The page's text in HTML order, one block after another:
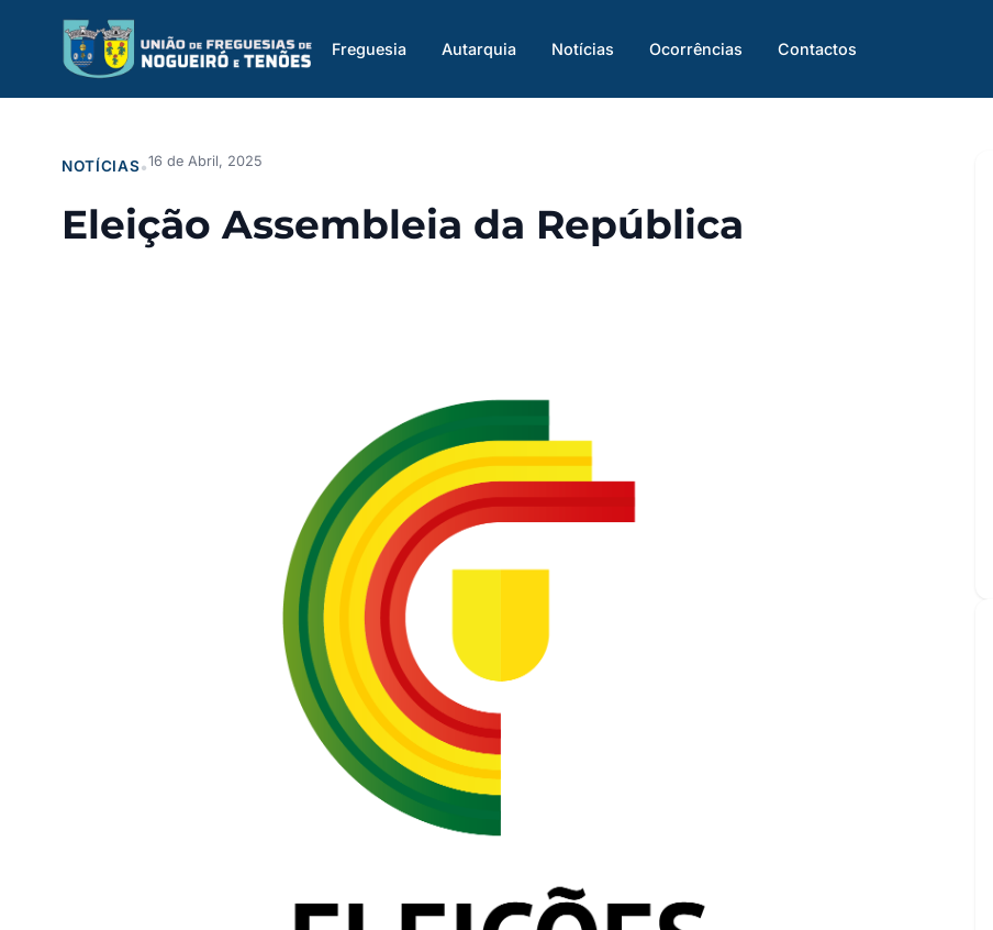
Freguesia Autarquia Notícias Ocorrências Contactos
NOTÍCIAS•16 de Abril, 2025
Eleição Assembleia da República